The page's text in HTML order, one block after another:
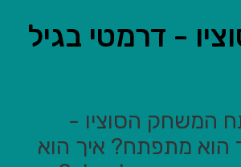
- דרמטי בגיל
המשחק הסוציו -
הוא מתפתח? איך הוא